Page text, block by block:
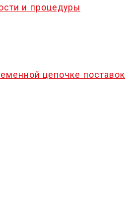
и процедуры
цепочке поставок